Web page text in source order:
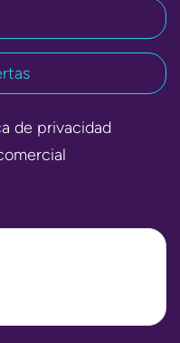
de privacidad